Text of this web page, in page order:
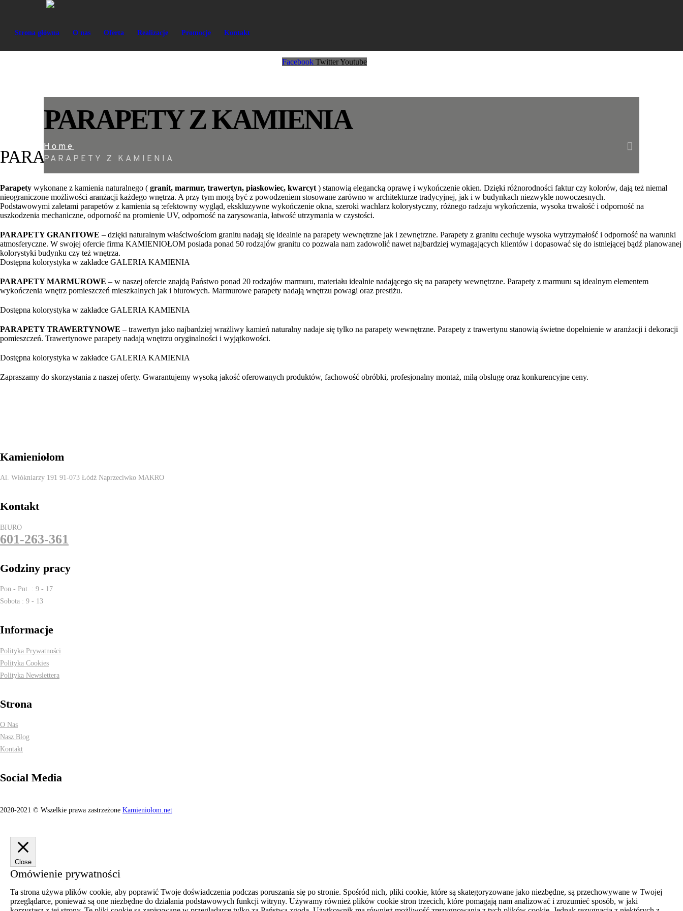
Strona główna O nas Oferta Realizacje Promocje Kontakt
Facebook TwitterYoutube
PARAPETY Z KAMIENIA
PARAPETY Z KAMIENIA
PARAPETY Z KAMIENIA
Home
PARAPETY Z KAMIENIA
PARAPETY Z KAMIENIA
Parapety wykonane z kamienia naturalnego ( granit, marmur, trawertyn, piaskowiec, kwarcyt ) stanowią elegancką oprawę i wykończenie okien. Dzięki różnorodności faktur czy kolorów, dają też niemal
nieograniczone możliwości aranżacji każdego wnętrza. A przy tym mogą być z powodzeniem stosowane zarówno w architekturze tradycyjnej, jak i w budynkach niezwykle nowoczesnych.
Podstawowymi zaletami parapetów z kamienia są :efektowny wygląd, ekskluzywne wykończenie okna, szeroki wachlarz kolorystyczny, różnego radzaju wykończenia, wysoka trwałość i odporność na
uszkodzenia mechaniczne, odporność na promienie UV, odporność na zarysowania, łatwość utrzymania w czystości.
PARAPETY GRANITOWE – dzięki naturalnym właściwościom granitu nadają się idealnie na parapety wewnętrzne jak i zewnętrzne. Parapety z granitu cechuje wysoka wytrzymałość i odporność na warunki
atmosferyczne. W swojej ofercie firma KAMIENIOŁOM posiada ponad 50 rodzajów granitu co pozwala nam zadowolić nawet najbardziej wymagających klientów i dopasować się do istniejącej bądź planowanej
kolorystyki budynku czy też wnętrza.
Dostępna kolorystyka w zakładce GALERIA KAMIENIA
PARAPETY MARMUROWE – w naszej ofercie znajdą Państwo ponad 20 rodzajów marmuru, materiału idealnie nadającego się na parapety wewnętrzne. Parapety z marmuru są idealnym elementem
wykończenia wnętrz pomieszczeń mieszkalnych jak i biurowych. Marmurowe parapety nadają wnętrzu powagi oraz prestiżu.
Dostępna kolorystyka w zakładce GALERIA KAMIENIA
PARAPETY TRAWERTYNOWE – trawertyn jako najbardziej wrażliwy kamień naturalny nadaje się tylko na parapety wewnętrzne. Parapety z trawertynu stanowią świetne dopełnienie w aranżacji i dekoracji
pomieszczeń. Trawertynowe parapety nadają wnętrzu oryginalności i wyjątkowości.
Dostępna kolorystyka w zakładce GALERIA KAMIENIA
Zapraszamy do skorzystania z naszej oferty. Gwarantujemy wysoką jakość oferowanych produktów, fachowość obróbki, profesjonalny montaż, miłą obsługę oraz konkurencyjne ceny.
Kamieniołom
Al. Włókniarzy 191 91-073 Łódź Naprzeciwko MAKRO
Kontakt
BIURO
601-263-361
Godziny pracy
Pon.- Pnt. : 9 - 17
Sobota : 9 - 13
Informacje
Polityka Prywatności
Polityka Cookies
Polityka Newslettera
Strona
O Nas
Nasz Blog
Kontakt
Social Media
2020-2021 © Wszelkie prawa zastrzeżone Kamieniolom.net
Close
Omówienie prywatności
Ta strona używa plików cookie, aby poprawić Twoje doświadczenia podczas poruszania się po stronie. Spośród nich, pliki cookie, które są skategoryzowane jako niezbędne, są przechowywane w Twojej
przeglądarce, ponieważ są one niezbędne do działania podstawowych funkcji witryny. Używamy również plików cookie stron trzecich, które pomagają nam analizować i zrozumieć sposób, w jaki